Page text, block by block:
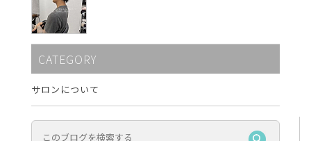
CATEGORY
サロンについて